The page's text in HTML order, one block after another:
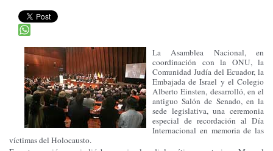
AGENDA
La Asamblea Nacional, en
coordinación con la ONU, la
Comunidad Judía del Ecuador, la
Embajada de Israel y el Colegio
Alberto Einsten, desarrolló, en el
antiguo Salón de Senado, en la
sede legislativa, una ceremonia
especial de recordación al Día
Internacional en memoria de las
víctimas del Holocausto.